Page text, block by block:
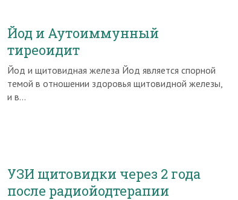
Йод и Аутоиммунный
тиреоидит
Йод и щитовидная железа Йод является спорной
темой в отношении здоровья щитовидной железы,
и в…
УЗИ щитовидки через 2 года
после радиойодтерапии